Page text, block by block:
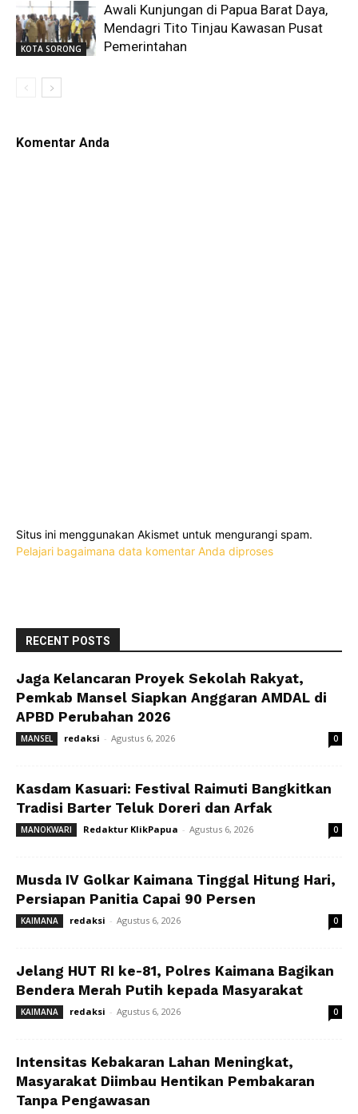
KOTA SORONG
Awali Kunjungan di Papua Barat Daya,
Mendagri Tito Tinjau Kawasan Pusat
Pemerintahan
Komentar Anda
Situs ini menggunakan Akismet untuk mengurangi spam.
Pelajari bagaimana data komentar Anda diproses
RECENT POSTS
Jaga Kelancaran Proyek Sekolah Rakyat,
Pemkab Mansel Siapkan Anggaran AMDAL di
APBD Perubahan 2026
MANSEL redaksi - Agustus 6, 2026 0
Kasdam Kasuari: Festival Raimuti Bangkitkan
Tradisi Barter Teluk Doreri dan Arfak
MANOKWARI Redaktur KlikPapua - Agustus 6, 2026 0
Musda IV Golkar Kaimana Tinggal Hitung Hari,
Persiapan Panitia Capai 90 Persen
KAIMANA redaksi - Agustus 6, 2026 0
Jelang HUT RI ke-81, Polres Kaimana Bagikan
Bendera Merah Putih kepada Masyarakat
KAIMANA redaksi - Agustus 6, 2026 0
Intensitas Kebakaran Lahan Meningkat,
Masyarakat Diimbau Hentikan Pembakaran
Tanpa Pengawasan